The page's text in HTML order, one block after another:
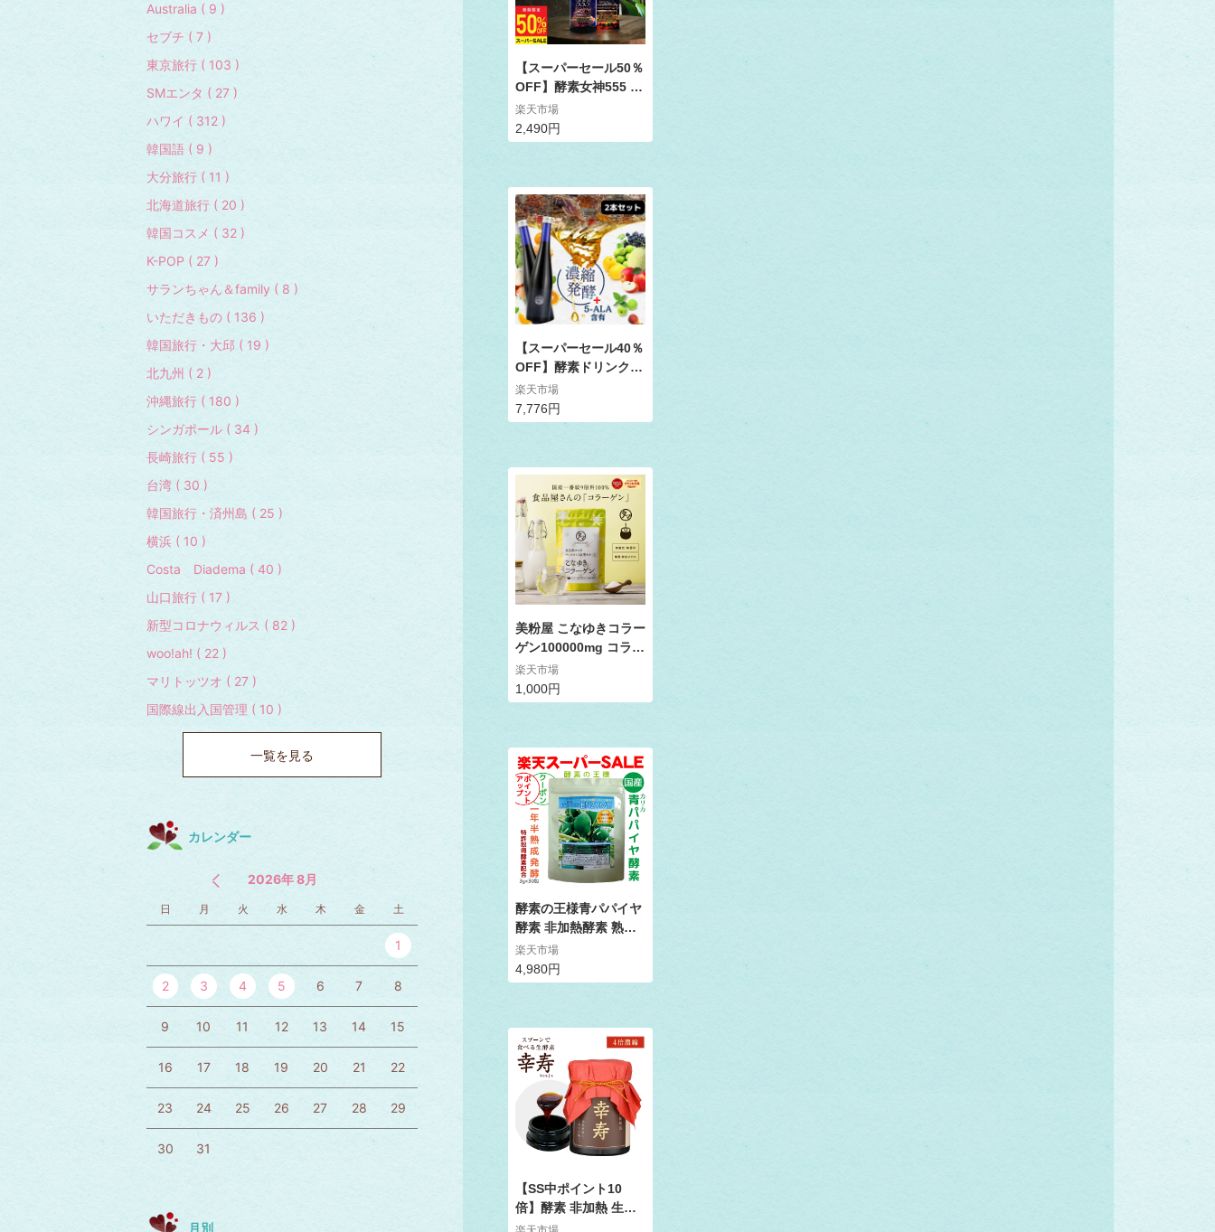
【スーパーセール50％
OFF】酵素女神555 B
CAA+ FOR DIET 酵素
ドリンク 置き換えダイ
エット用 栄養機能食品
乳酸菌 置き換え おき
かえダイエット プチ断
食 ファスティング フ
ィットネス向き酵素ド
リンク
楽天市場
2,490円
【スーパーセール40％
OFF】酵素ドリンク 2
本セット 無添加 ファ
スティング 美容ドリン
ク ファスティングドリ
エット 食事 ダイエッ
トドリンク 原液 国産
酵素ダイエット 5ALA
免疫 サプリ コロナ ル
ナクレンズ
楽天市場
7,776円
美粉屋 こなゆきコラー
ゲン100000mg コラー
ゲンパウダー1000円ポ
ッキリ 送料無料食品屋
が本当に美容を考えた
プリ コラーゲンドリン
ク サプリメント スキ
ンケア プロテイン セ
ルフケア スーパーセー
ル スーパーSALE
楽天市場
1,000円
酵素の王様青パパイヤ
酵素 非加熱酵素 熟成
発酵 鹿児島産青パパイ
ヤ酵素 発酵パパイヤ酵
素 国産 無添加 非加熱
パーバイオ ラク酸菌
乳酸菌 酵母菌 52種複
合菌1年半熟成発酵 特
許取得酵素 3gx30包
酵素ダイエット 健康美
楽天市場
4,980円
【SS中ポイント10
倍】酵素 非加熱 生酵
素 ペースト 4倍濃縮
Australia ( 9 )
セブチ ( 7 )
東京旅行 ( 103 )
SMエンタ ( 27 )
ハワイ ( 312 )
韓国語 ( 9 )
大分旅行 ( 11 )
北海道旅行 ( 20 )
韓国コスメ ( 32 )
K-POP ( 27 )
サランちゃん＆family ( 8 )
いただきもの ( 136 )
韓国旅行・大邱 ( 19 )
北九州 ( 2 )
沖縄旅行 ( 180 )
シンガポール ( 34 )
長崎旅行 ( 55 )
台湾 ( 30 )
韓国旅行・済州島 ( 25 )
横浜 ( 10 )
Costa Diadema ( 40 )
山口旅行 ( 17 )
新型コロナウィルス ( 82 )
woo!ah! ( 22 )
マリトッツオ ( 27 )
国際線出入国管理 ( 10 )
一覧を見る
カレンダー
2026年 8月
日 月 火 水 木 金 土
1
2 3 4 5 6 7 8
9 10 11 12 13 14 15
16 17 18 19 20 21 22
23 24 25 26 27 28 29
30 31
月別